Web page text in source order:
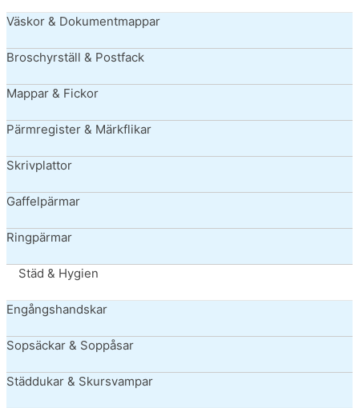
Väskor & Dokumentmappar
Broschyrställ & Postfack
Mappar & Fickor
Pärmregister & Märkflikar
Skrivplattor
Gaffelpärmar
Ringpärmar
Städ & Hygien
Engångshandskar
Sopsäckar & Soppåsar
Städdukar & Skursvampar